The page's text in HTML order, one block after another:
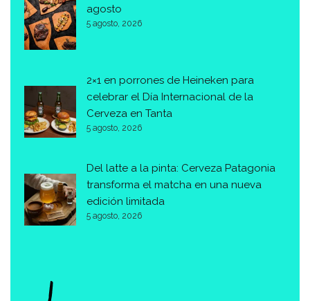
agosto
5 agosto, 2026
2×1 en porrones de Heineken para
celebrar el Día Internacional de la
Cerveza en Tanta
5 agosto, 2026
Del latte a la pinta: Cerveza Patagonia
transforma el matcha en una nueva
edición limitada
5 agosto, 2026